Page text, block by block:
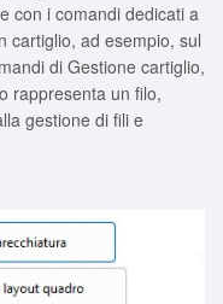
con i comandi dedicati a
cartiglio, ad esempio, sul
di Gestione cartiglio,
rappresenta un filo,
gestione di fili e